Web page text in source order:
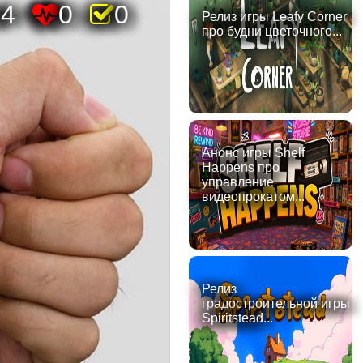
0 0
Релиз игры Leafy Corner
про будни цветочного...
Анонс игры Shelf
Happens про
управление
видеопрокатом...
Релиз
градостроительной игры
Spiritstead...